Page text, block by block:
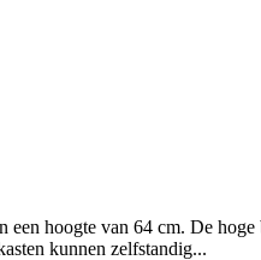
een hoogte van 64 cm. De
kunnen zelfstandig...